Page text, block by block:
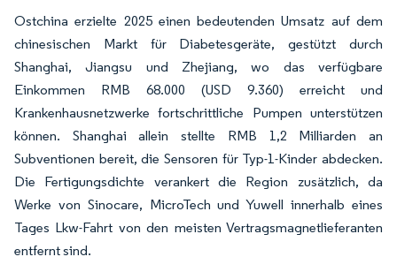
Ostchina erzielte 2025 einen bedeutenden Umsatz auf dem
chinesischen Markt für Diabetesgeräte, gestützt durch
Shanghai, Jiangsu und Zhejiang, wo das verfügbare
Einkommen RMB 68.000 (USD 9.360) erreicht und
Krankenhausnetzwerke fortschrittliche Pumpen unterstützen
können. Shanghai allein stellte RMB 1,2 Milliarden an
Subventionen bereit, die Sensoren für Typ-1-Kinder abdecken.
Die Fertigungsdichte verankert die Region zusätzlich, da
Werke von Sinocare, MicroTech und Yuwell innerhalb eines
Tages Lkw-Fahrt von den meisten Vertragsmagnetlieferanten
entfernt sind.